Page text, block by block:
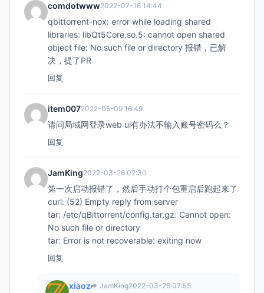
comdotwww2022-07-16 14:44
qbittorrent-nox: error while loading shared
libraries: libQt5Core.so.5: cannot open shared
object file: No such file or directory 报错，已解
决，提了PR
回复
item0072022-05-09 16:49
请问局域网登录web ui有办法不输入账号密码么？
回复
JamKing2022-03-26 02:30
第一次启动报错了，然后手动打个包重启后跑起来了
curl: (52) Empty reply from server
tar: /etc/qBittorrent/config.tar.gz: Cannot open:
No such file or directory
tar: Error is not recoverable: exiting now
回复
xiaoz JamKing2022-03-26 07:55